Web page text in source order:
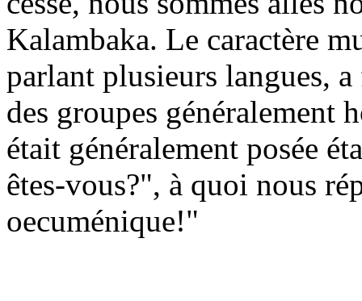
Kalambaka. Le caractère
parlant plusieurs langues,
des groupes généralement
était généralement posée
êtes-vous?", à quoi nous
oecuménique!"